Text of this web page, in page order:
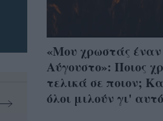
«Μου χρωστάς έναν
Αύγουστο»: Ποιος
τελικά σε ποιον;
όλοι μιλούν γι' αυτό